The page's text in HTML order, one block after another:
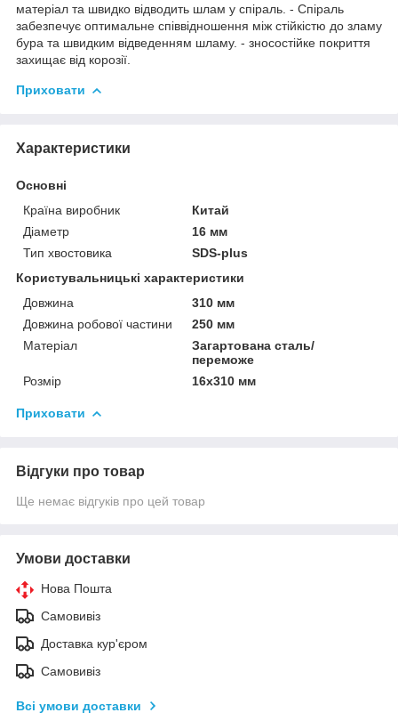
матеріал та швидко відводить шлам у спіраль. - Спіраль
забезпечує оптимальне співвідношення між стійкістю до зламу
бура та швидким відведенням шламу. - зносостійке покриття
захищає від корозії.
Приховати
Характеристики
Основні
Країна виробник
Китай
Діаметр
16 мм
Тип хвостовика
SDS-plus
Користувальницькі характеристики
Довжина
310 мм
Довжина робової частини
250 мм
Матеріал
Загартована сталь/
переможе
Розмір
16х310 мм
Приховати
Відгуки про товар
Ще немає відгуків про цей товар
Умови доставки
Нова Пошта
Самовивіз
Доставка кур'єром
Самовивіз
Всі умови доставки